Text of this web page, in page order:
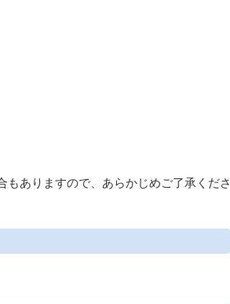
ありますので、あらかじめご了承くださ